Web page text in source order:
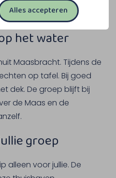
Alles accepteren
het water
Maasbracht. Tijdens de
op tafel. Bij goed
dek. De groep blijft bij
de Maas en de
groep
alleen voor jullie. De